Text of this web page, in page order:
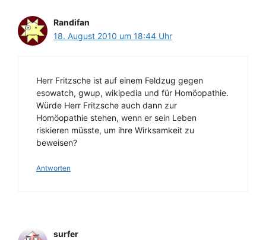
Randifan
18. August 2010 um 18:44 Uhr
Herr Fritzsche ist auf einem Feldzug gegen
esowatch, gwup, wikipedia und für Homöopathie.
Würde Herr Fritzsche auch dann zur
Homöopathie stehen, wenn er sein Leben
riskieren müsste, um ihre Wirksamkeit zu
beweisen?
Antworten
surfer